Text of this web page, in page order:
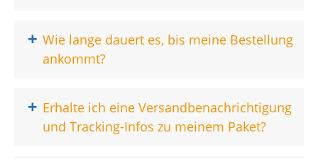
+ Wie lange dauert es, bis meine Bestellung
ankommt?
+ Erhalte ich eine Versandbenachrichtigung
und Tracking-Infos zu meinem Paket?